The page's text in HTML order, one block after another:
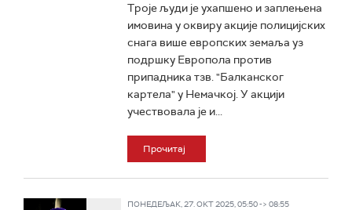
Троје људи је ухапшено и заплењена
имовина у оквиру акције полицијских
снага више европских земаља уз
подршку Европола против
припадника тзв. "Балканског
картела" у Немачкој. У акцији
учествовала је и...
Прочитај
ПОНЕДЕЉАК, 27. ОКТ 2025, 05:50 -> 08:55